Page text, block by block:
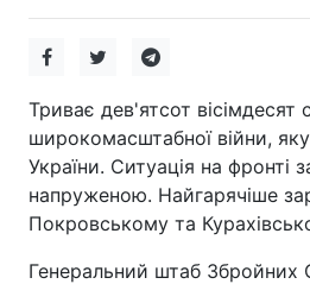
Триває дев'ятсот вісімдесят
широкомасштабної війни,
України. Ситуація на фронті
напруженою. Найгарячіше
Покровському та
Генеральний штаб Збройних